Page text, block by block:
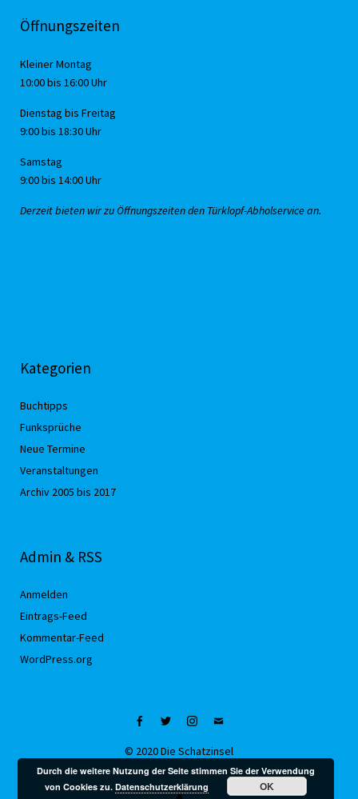
Öffnungszeiten
Kleiner Montag
10:00 bis 16:00 Uhr
Dienstag bis Freitag
9:00 bis 18:30 Uhr
Samstag
9:00 bis 14:00 Uhr
Derzeit bieten wir zu Öffnungszeiten den Türklopf-Abholservice an.
Kategorien
Buchtipps
Funksprüche
Neue Termine
Veranstaltungen
Archiv 2005 bis 2017
Admin & RSS
Anmelden
Eintrags-Feed
Kommentar-Feed
WordPress.org
Facebook
TwitterInstagram
Mail
© 2020 Die Schatzinsel
Durch die weitere Nutzung der Seite stimmen Sie der Verwendung
von Cookies zu.Datenschutzerklärung OK